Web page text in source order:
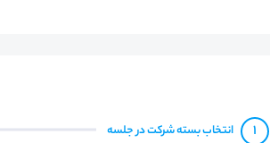
1 انتخاب بسته شرکت در جلسه